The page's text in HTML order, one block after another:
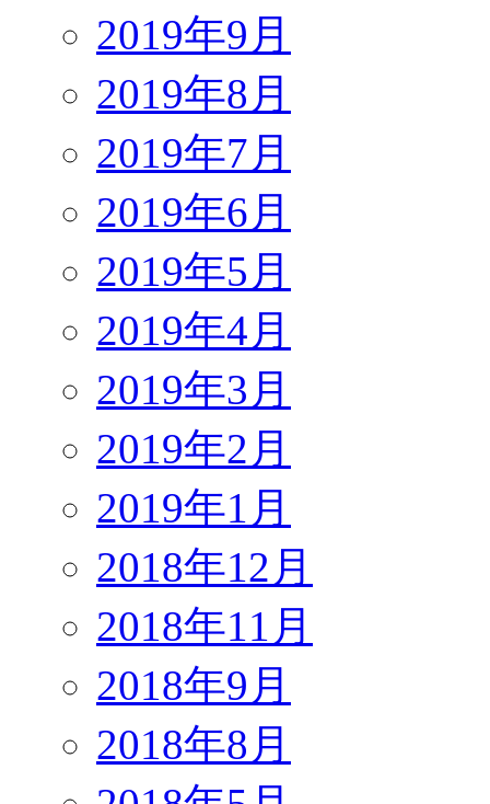
2019年9月
2019年8月
2019年7月
2019年6月
2019年5月
2019年4月
2019年3月
2019年2月
2019年1月
2018年12月
2018年11月
2018年9月
2018年8月